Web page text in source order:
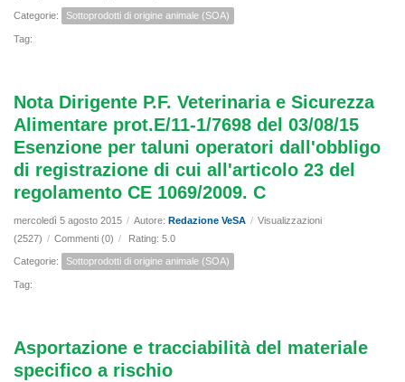
Categorie: Sottoprodotti di origine animale (SOA)
Tag:
Nota Dirigente P.F. Veterinaria e Sicurezza
Alimentare prot.E/11-1/7698 del 03/08/15
Esenzione per taluni operatori dall'obbligo
di registrazione di cui all'articolo 23 del
regolamento CE 1069/2009. C
mercoledì 5 agosto 2015 / Autore: Redazione VeSA / Visualizzazioni
(2527) / Commenti (0) / Rating: 5.0
Categorie: Sottoprodotti di origine animale (SOA)
Tag:
Asportazione e tracciabilità del materiale
specifico a rischio